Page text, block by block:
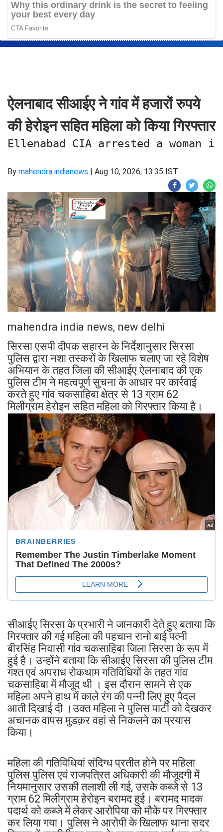
ऐलनाबाद सीआईए ने गांव मेंं हजारों रुपये
की हेरोइन सहित महिला को किया गिरफ्तार
Ellenabad CIA arrested a
By mahendra indianews | Aug 10, 2026, 13:35 IST
mahendra india news, new delhi
सिरसा एसपी दीपक सहारन के निर्देशानुसार सिरसा
पुलिस द्वारा नशा तस्करों के खिलाफ चलाए जा रहे विशेष
अभियान के तहत जिला की सीआईए ऐलनाबाद की एक
पुलिस टीम ने महत्वपूर्ण सुचना के आधार पर कार्रवाई
करते हुए गांव चकसाहिबा क्षेत्र से 13 ग्राम 62
मिलीग्राम हेरोइन सहित महिला को गिरफ्तार किया है।
सीआईए सिरसा के प्रभारी ने जानकारी देते हुए बताया कि
गिरफ्तार की गई महिला की पहचान रानो बाई पत्नी
बीरसिंह निवासी गांव चकसाहिबा जिला सिरसा के रूप में
हुई है। उन्होंने बताया कि सीआईए सिरसा की पुलिस टीम
गश्त एवं अपराध रोकथाम गतिविधियों के तहत गांव
चकसाहिबा में मौजूद थी । इस दौरान सामने से एक
महिला अपने हाथ में काले रंग की पन्नी लिए हुए पैदल
आती दिखाई दी ।उक्त महिला ने पुलिस पार्टी को देखकर
अचानक वापस मुडक़र वहां से निकलने का प्रयास
किया।
महिला की गतिविधियां संदिग्ध प्रतीत होने पर महिला
पुलिस पुलिस एवं राजपत्रित अधिकारी की मौजूदगी में
नियमानुसार उसकी तलाशी ली गई, उसके कब्जे से 13
ग्राम 62 मिलीग्राम हेरोइन बरामद हुई। बरामद मादक
पदार्थ को कब्जे में लेकर आरोपिया को मौके पर गिरफ्तार
कर लिया गया। पुलिस ने आरोपी के खिलाफ थाना सदर